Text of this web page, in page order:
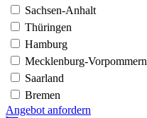
Sachsen-Anhalt
Thüringen
Hamburg
Mecklenburg-Vorpommern
Saarland
Bremen
Angebot anfordern